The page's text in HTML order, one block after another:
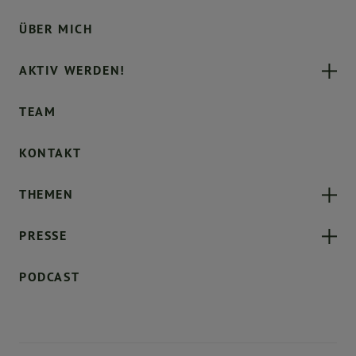
ÜBER MICH
AKTIV WERDEN!
TEAM
KONTAKT
THEMEN
PRESSE
PODCAST